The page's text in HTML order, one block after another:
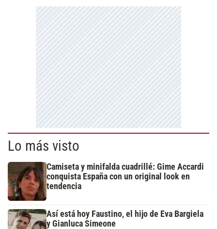
Lo más visto
Camiseta y minifalda cuadrillé: Gime Accardi
conquista España con un original look en
tendencia
Así está hoy Faustino, el hijo de Eva Bargiela
y Gianluca Simeone